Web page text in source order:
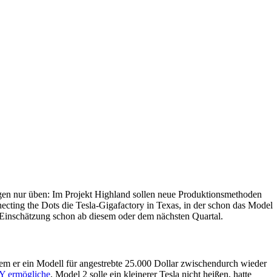
nur üben: Im Projekt Highland sollen neue Produktionsmethoden
the Dots die Tesla-Gigafactory in Texas, in der schon das Model
schon ab diesem oder dem nächsten Quartal.
er ein Modell für angestrebte 25.000 Dollar zwischendurch wieder
ermögliche. Model 2 solle ein kleinerer Tesla nicht heißen, hatte